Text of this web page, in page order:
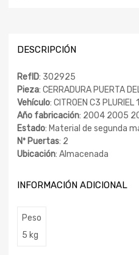
DESCRIPCIÓN
RefID: 302925
Pieza: CERRADURA PUERTA
Vehículo: CITROEN C3 PLURIEL
Año fabricación: 2004 2005
Estado: Material de segunda
Nº Puertas: 2
Ubicación: Almacenada
INFORMACIÓN ADICIONAL
Peso
5 kg